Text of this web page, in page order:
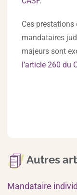
Ces prestations
mandataires
majeurs sont
l’article 260 du
Autres
Mandataire